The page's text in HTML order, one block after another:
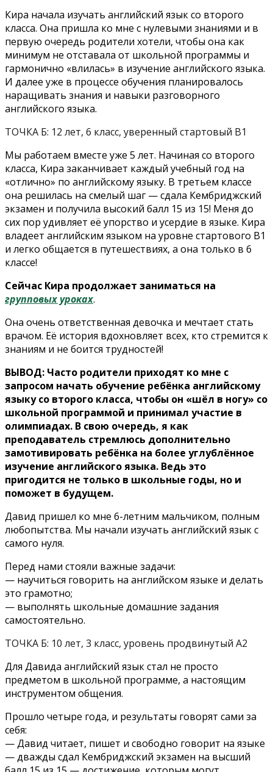
Кира начала изучать английский язык со второго
класса. Она пришла ко мне с нулевыми знаниями и в
первую очередь родители хотели, чтобы она как
минимум не отставала от школьной программы и
гармонично «влилась» в изучение английского языка.
И далее уже в процессе обучения планировалось
наращивать знания и навыки разговорного
английского языка.
ТОЧКА Б: 12 лет, 6 класс, уверенный стартовый В1
Мы работаем вместе уже 5 лет. Начиная со второго
класса, Кира заканчивает каждый учебный год на
«отлично» по английскому языку. В третьем классе
она решилась на смелый шаг — сдала Кембриджский
экзамен и получила высокий балл 15 из 15! Меня до
сих пор удивляет её упорство и усердие в языке. Кира
владеет английским языком на уровне стартового В1
и легко общается в путешествиях, а она только в 6
классе!
Сейчас Кира продолжает заниматься на
групповых уроках.
Она очень ответственная девочка и мечтает стать
врачом. Её история вдохновляет всех, кто стремится к
знаниям и не боится трудностей!
ВЫВОД: Часто родители приходят ко мне с
запросом начать обучение ребёнка английскому
языку со второго класса, чтобы он «шёл в ногу» со
школьной программой и принимал участие в
олимпиадах. В свою очередь, я как
преподаватель стремлюсь дополнительно
замотивировать ребёнка на более углублённое
изучение английского языка. Ведь это
пригодится не только в школьные годы, но и
поможет в будущем.
Давид пришел ко мне 6-летним мальчиком, полным
любопытства. Мы начали изучать английский язык с
самого нуля.
Перед нами стояли важные задачи:
— научиться говорить на английском языке и делать
это грамотно;
— выполнять школьные домашние задания
самостоятельно.
ТОЧКА Б: 10 лет, 3 класс, уровень продвинутый А2
Для Давида английский язык стал не просто
предметом в школьной программе, а настоящим
инструментом общения.
Прошло четыре года, и результаты говорят сами за
себя:
— Давид читает, пишет и свободно говорит на языке
— дважды сдал Кембриджский экзамен на высший